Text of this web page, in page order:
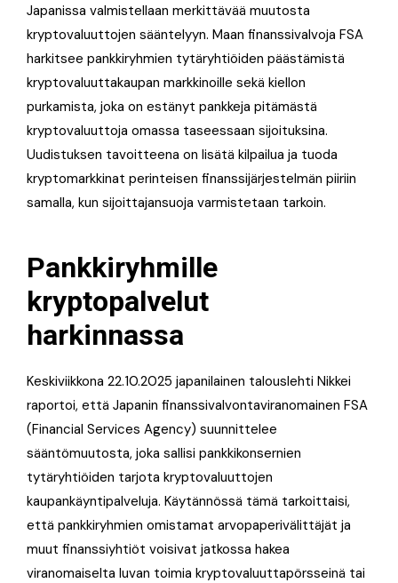
Japanissa valmistellaan merkittävää muutosta
kryptovaluuttojen sääntelyyn. Maan finanssivalvoja FSA
harkitsee pankkiryhmien tytäryhtiöiden päästämistä
kryptovaluuttakaupan markkinoille sekä kiellon
purkamista, joka on estänyt pankkeja pitämästä
kryptovaluuttoja omassa taseessaan sijoituksina.
Uudistuksen tavoitteena on lisätä kilpailua ja tuoda
kryptomarkkinat perinteisen finanssijärjestelmän piiriin
samalla, kun sijoittajansuoja varmistetaan tarkoin.
Pankkiryhmille
kryptopalvelut
harkinnassa
Keskiviikkona 22.10.2025 japanilainen talouslehti Nikkei
raportoi, että Japanin finanssivalvontaviranomainen FSA
(Financial Services Agency) suunnittelee
sääntömuutosta, joka sallisi pankkikonsernien
tytäryhtiöiden tarjota kryptovaluuttojen
kaupankäyntipalveluja. Käytännössä tämä tarkoittaisi,
että pankkiryhmien omistamat arvopaperivälittäjät ja
muut finanssiyhtiöt voisivat jatkossa hakea
viranomaiselta luvan toimia kryptovaluuttapörsseinä tai